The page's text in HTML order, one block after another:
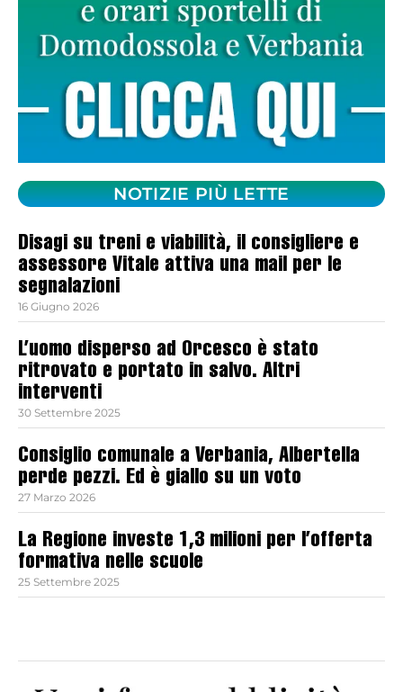
NOTIZIE PIÙ LETTE
Disagi su treni e viabilità, il consigliere e
assessore Vitale attiva una mail per le
segnalazioni
16 Giugno 2026
L’uomo disperso ad Orcesco è stato
ritrovato e portato in salvo. Altri
interventi
30 Settembre 2025
Consiglio comunale a Verbania, Albertella
perde pezzi. Ed è giallo su un voto
27 Marzo 2026
La Regione investe 1,3 milioni per l’offerta
formativa nelle scuole
25 Settembre 2025